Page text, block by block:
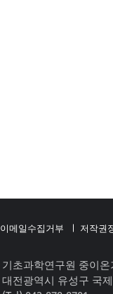
이메일수집거부 저작권
기초과학연구원 중이
대전광역시 유성구 국